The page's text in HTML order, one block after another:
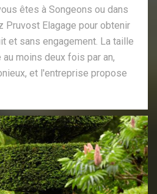
êtes à Songeons ou dans
Pruvost Elagage pour obtenir
et sans engagement. La taille
moins deux fois par an,
et l'entreprise propose